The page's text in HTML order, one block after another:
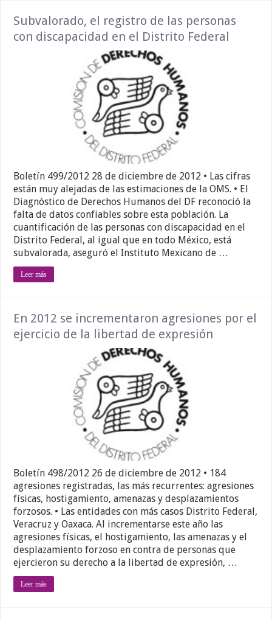
Subvalorado, el registro de las personas
con discapacidad en el Distrito Federal
Boletín 499/2012 28 de diciembre de 2012 • Las cifras
están muy alejadas de las estimaciones de la OMS. • El
Diagnóstico de Derechos Humanos del DF reconoció la
falta de datos confiables sobre esta población. La
cuantificación de las personas con discapacidad en el
Distrito Federal, al igual que en todo México, está
subvalorada, aseguró el Instituto Mexicano de …
Leer más
En 2012 se incrementaron agresiones por el
ejercicio de la libertad de expresión
Boletín 498/2012 26 de diciembre de 2012 • 184
agresiones registradas, las más recurrentes: agresiones
físicas, hostigamiento, amenazas y desplazamientos
forzosos. • Las entidades con más casos Distrito Federal,
Veracruz y Oaxaca. Al incrementarse este año las
agresiones físicas, el hostigamiento, las amenazas y el
desplazamiento forzoso en contra de personas que
ejercieron su derecho a la libertad de expresión, …
Leer más